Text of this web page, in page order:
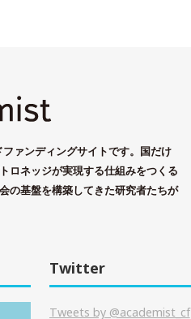
ァンディングサイトです。国だけ
ロネッジが実現する仕組みをつくる
の基盤を構築してきた研究者たちが
Twitter
Tweets by @academist_cf